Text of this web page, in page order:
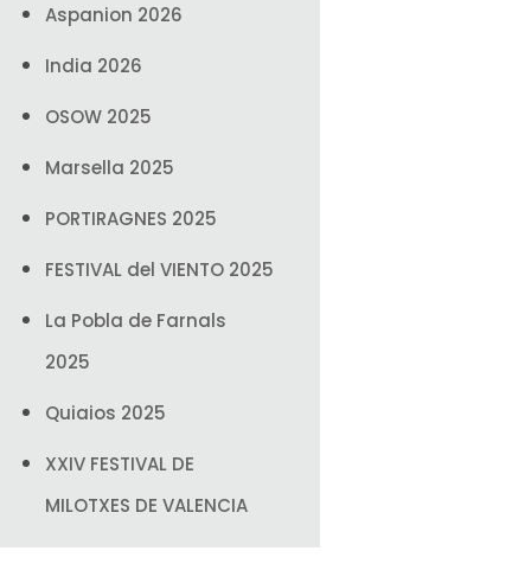
Aspanion 2026
India 2026
OSOW 2025
Marsella 2025
PORTIRAGNES 2025
FESTIVAL del VIENTO 2025
La Pobla de Farnals
2025
Quiaios 2025
XXIV FESTIVAL DE
MILOTXES DE VALENCIA